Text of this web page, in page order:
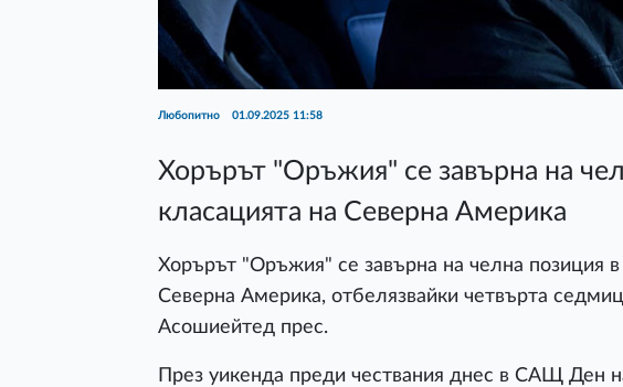
Любопитно 01.09.2025 11:58
Хорърът "Оръжия" се завърна на
класацията на Северна Америка
Хорърът "Оръжия" се завърна на челна позиция
Северна Америка, отбелязвайки четвърта
Асошиейтед прес.
През уикенда преди чествания днес в САЩ Ден